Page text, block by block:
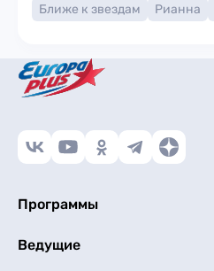
Ближе к звездам Рианна
Программы
Ведущие